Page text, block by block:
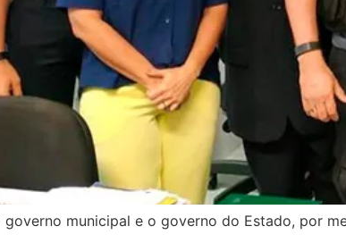
municipal e o governo do Estado, por